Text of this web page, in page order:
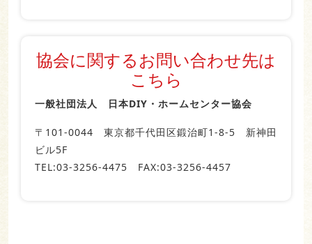
協会に関するお問い合わせ先は
こちら
一般社団法人 日本DIY・ホームセンター協会
〒101-0044 東京都千代田区鍛治町1-8-5 新神田
ビル5F
TEL:03-3256-4475 FAX:03-3256-4457